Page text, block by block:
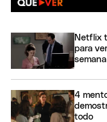
Netflix
para
4
todo